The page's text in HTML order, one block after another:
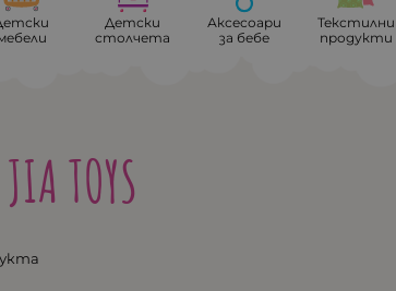
Детски
столчета
Аксесоари
за бебе
Текстилни
продукти
TOYS